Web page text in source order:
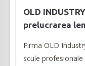
OLD
prelucrarea
Firma OLD
scule